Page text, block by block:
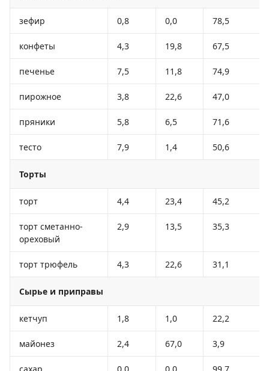
зефир 0,8 0,0 78,5
конфеты 4,3 19,8 67,5
печенье 7,5 11,8 74,9
пирожное 3,8 22,6 47,0
пряники 5,8 6,5 71,6
тесто 7,9 1,4 50,6
Торты
торт 4,4 23,4 45,2
торт сметанно-
ореховый
2,9 13,5 35,3
торт трюфель 4,3 22,6 31,1
Сырье и приправы
кетчуп 1,8 1,0 22,2
майонез 2,4 67,0 3,9